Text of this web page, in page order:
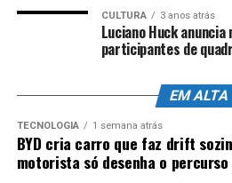
CULTURA 3 anos atrás
Luciano Huck
participantes de
EM ALTA
TECNOLOGIA 1 semana atrás
BYD cria carro que faz drift
motorista só desenha o percurso